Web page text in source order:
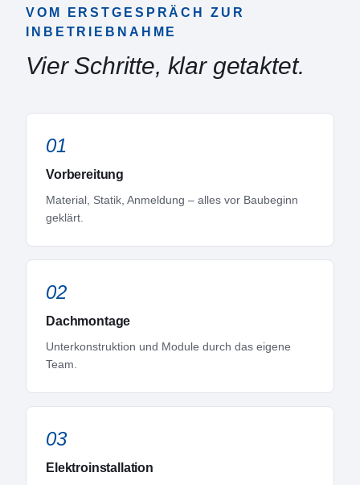
VOM ERSTGESPRÄCH ZUR
INBETRIEBNAHME
Vier Schritte, klar getaktet.
01
Vorbereitung
Material, Statik, Anmeldung – alles vor Baubeginn
geklärt.
02
Dachmontage
Unterkonstruktion und Module durch das eigene
Team.
03
Elektroinstallation